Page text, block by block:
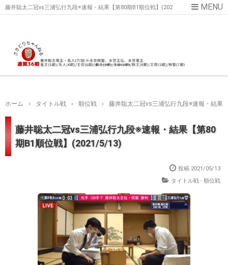
藤井聡太二冠vs三浦弘行九段※速報・結果【第80期B1順位戦】(202
ホーム › タイトル戦 › 順位戦 › 藤井聡太二冠vs三浦弘行九段※速報・結果
藤井聡太二冠vs三浦弘行九段※速報・結果【第80
期B1順位戦】(2021/5/13)
投稿 2021/05/13
タイトル戦 - 順位戦